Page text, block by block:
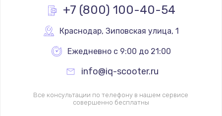
+7 (800) 100-40-54
Краснодар, Зиповская улица, 1
Ежедневно с 9:00 до 21:00
info@iq-scooter.ru
Все консультации по телефону в нашем сервисе
совершенно бесплатны